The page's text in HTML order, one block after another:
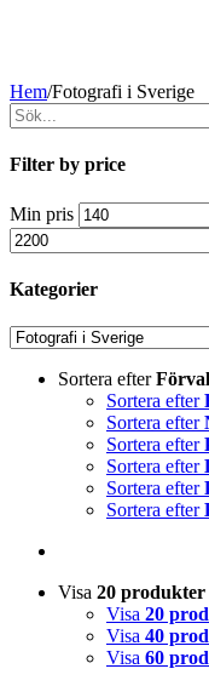
Hem/Fotografi i Sverige
Filter by price
Min pris
Kategorier
Sortera efter
Sortera efter
Sortera efter
Sortera efter
Sortera efter
Sortera efter
Sortera efter
Visa 20 produkter
Visa 20
Visa 40
Visa 60